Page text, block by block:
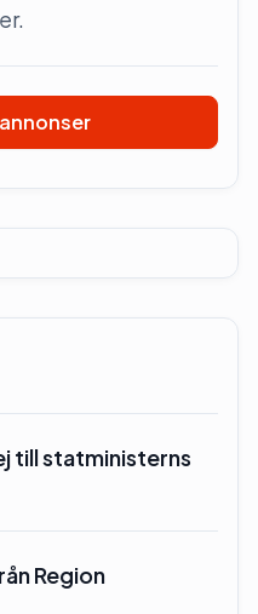
till statministerns
Region